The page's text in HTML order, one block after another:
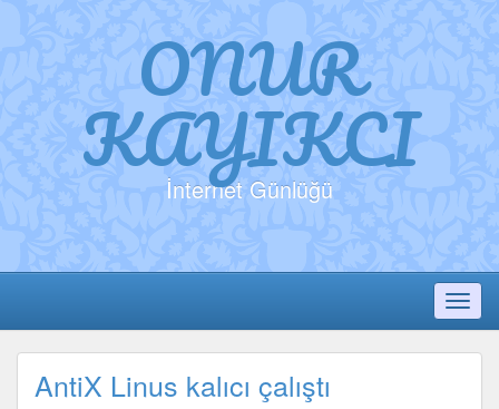
ONUR
KAYIKCI
İnternet Günlüğü
AntiX Linus kalıcı çalıştı